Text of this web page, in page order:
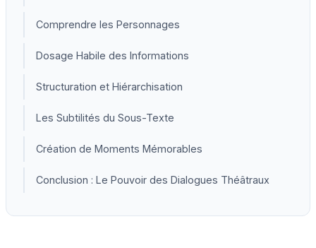
Comprendre les Personnages
Dosage Habile des Informations
Structuration et Hiérarchisation
Les Subtilités du Sous-Texte
Création de Moments Mémorables
Conclusion : Le Pouvoir des Dialogues Théâtraux